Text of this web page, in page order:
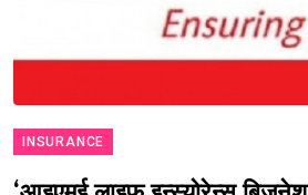
INSURANCE